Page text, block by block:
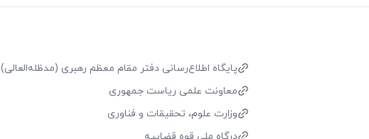
پایگاه اطلاع‌رسانی دفتر مقام معظم رهبری (مد‌ظله‌العالی)
معاونت علمی ریاست جمهوری
وزارت علوم، تحقیقات و فناوری